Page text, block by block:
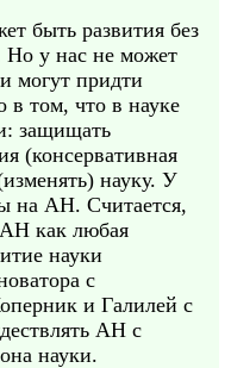
быть развития без
Но у нас не может
могут придти
в том, что в науке
защищать
(консервативная
науку. У
на АН. Считается,
АН как любая
науки
с
и Галилей с
АН с
науки.